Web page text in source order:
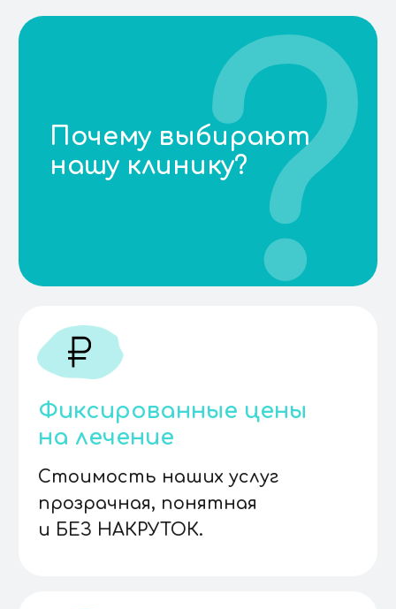
Комплексные решения
в области стоматологии
Мы заинтересованы в том,
чтобы найти вариант лечения
для каждого отдельного случая
ЗАПИСАТЬСЯ